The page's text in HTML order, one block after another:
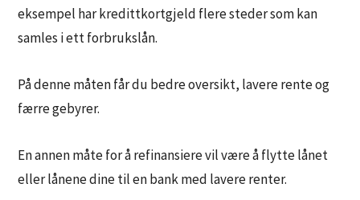
eksempel har kredittkortgjeld flere steder som kan
samles i ett forbrukslån.
På denne måten får du bedre oversikt, lavere rente og
færre gebyrer.
En annen måte for å refinansiere vil være å flytte lånet
eller lånene dine til en bank med lavere renter.